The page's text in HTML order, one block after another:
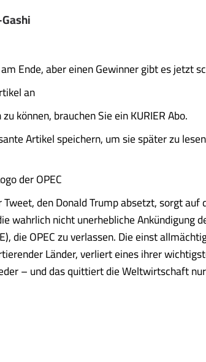
Ende, aber einen Gewinner gibt es jetzt
an
können, brauchen Sie ein KURIER Abo.
Artikel speichern, um sie später zu
der OPEC
Tweet, den Donald Trump absetzt, sorgt
wahrlich nicht unerhebliche Ankündigung
die OPEC zu verlassen. Die einst
Länder, verliert eines ihrer
– und das quittiert die Weltwirtschaft